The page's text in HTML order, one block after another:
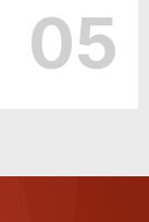
05